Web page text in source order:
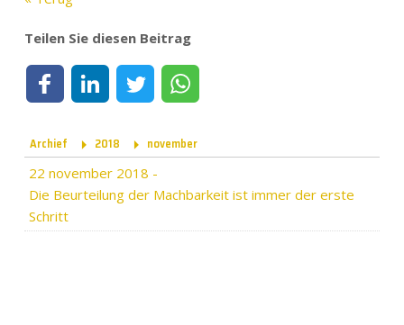
Teilen Sie diesen Beitrag
Teilen auf FacebookTeilen auf LinkedInTeilen auf TwitterTeilen per WhatsApp
Archief 2018 november
22 november 2018 -
Die Beurteilung der Machbarkeit ist immer der erste
Schritt